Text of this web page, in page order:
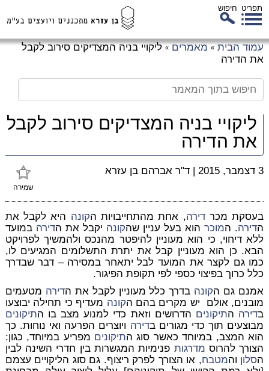
תפריט חיפוש
עמוד הבית » מאמרים » ליקויי בניה המצדיקים סירוב לקבל
את הדירה
ליקויי בניה המצדיקים סירוב לקבל
את הדירה
שמירה
3 דצמבר, 2015 | ד"ר אברהם בן עזרא
בעסקת מכרדירה, אחת מהתחייבויות הקונה היא לקבל את
הדירה. המוכרהוא בעל עניין שהקונה יקבל את הדירה במועד
ללא דיחוי, כי הוא מעוניין להיפטר מהנכס ולהמשיך לפרויקט
הבא. כן הוא מעוניין קבל את יתרת התשלומים המגיעים לו,
כמו גם לקצר את המועד לבל יתאחר במסירה – דבר שבדרך
כלל כרוך בפיצוי כספי לפי תקופת הפיגור.
אמנם גם הקונה בדרך כלל מעוניין לקבל את הדירה מטעמים
מובנים, אולם יש מקרים בהם הקונה מעדיף כי תחילה יבוצעו
בדירה התיקונים הדרושים וזאת כדי למנוע מצב בו התיקונים
מבוצעים תוך כדי מגורים בדירה ויוצרים הפרעה ואי נוחות. כך
הוא המצב, במיוחד כאשר סוג התיקונים מפריע במיוחד, כגון:
הצורך להרוס מדרגות פנימיות המגשרות בין חדרי השינה לבין
הסלון והמטבח, או הצורך לפרק ריצוף. גם סוג הליקויים עצמם